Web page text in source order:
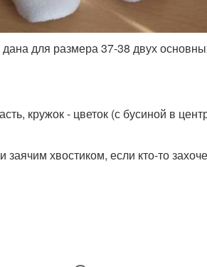
для размера 37-38 двух
кружок - цветок (с бусиной в
хвостиком, если кто-то